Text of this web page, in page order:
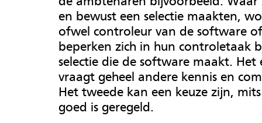
en bewust een selectie maakten,
ofwel controleur van de software
beperken zich in hun controletaak
selectie die de software maakt. Het
vraagt geheel andere kennis en
Het tweede kan een keuze zijn,
goed is geregeld.